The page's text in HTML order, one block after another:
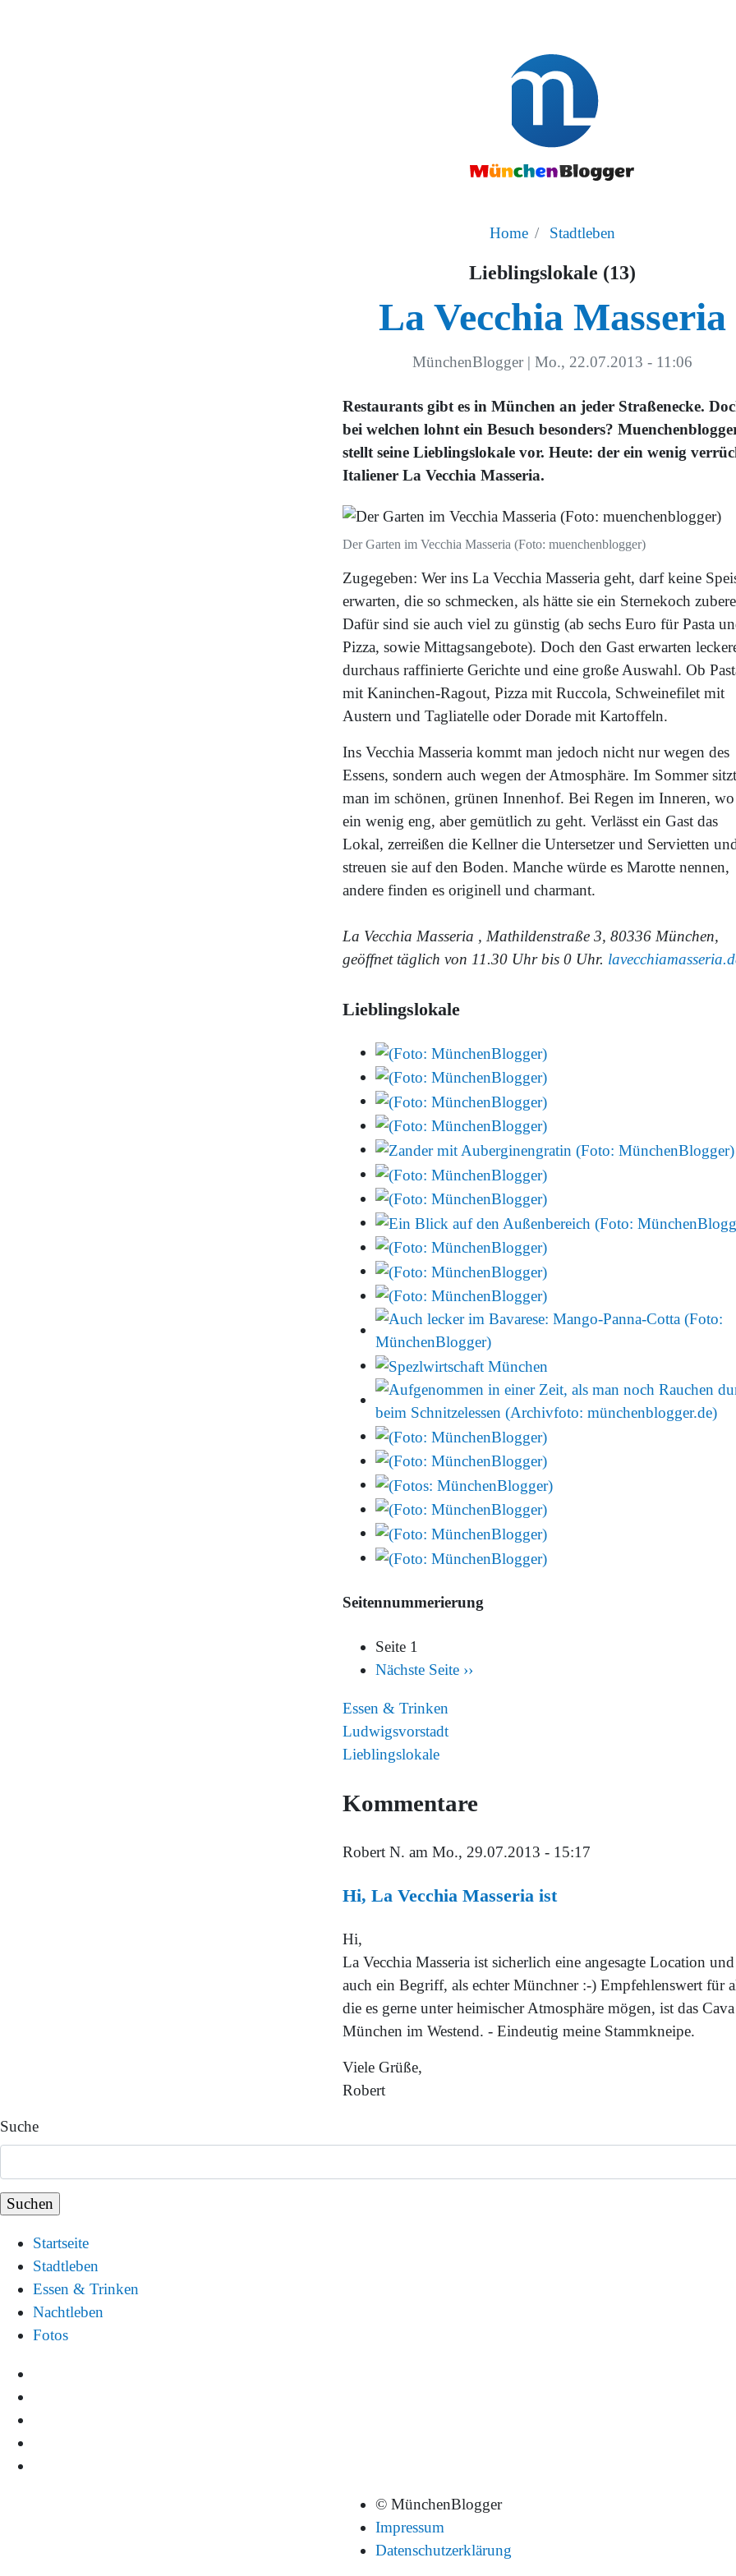
Home Stadtleben
Lieblingslokale (13)
La Vecchia Masseria
MünchenBlogger | Mo., 22.07.2013 - 11:06
Restaurants gibt es in München an jeder Straßenecke.
bei welchen lohnt ein Besuch besonders?
stellt seine Lieblingslokale vor. Heute: der ein wenig
Italiener La Vecchia Masseria.
Der Garten im Vecchia Masseria (Foto: muenchenblogger)
Zugegeben: Wer ins La Vecchia Masseria geht, darf keine
erwarten, die so schmecken, als hätte sie ein Sternekoch
Dafür sind sie auch viel zu günstig (ab sechs Euro für Pasta
Pizza, sowie Mittagsangebote). Doch den Gast erwarten
durchaus raffinierte Gerichte und eine große Auswahl. Ob
mit Kaninchen-Ragout, Pizza mit Ruccola, Schweinefilet mit
Austern und Tagliatelle oder Dorade mit Kartoffeln.
Ins Vecchia Masseria kommt man jedoch nicht nur wegen des
Essens, sondern auch wegen der Atmosphäre. Im Sommer sitzt
man im schönen, grünen Innenhof. Bei Regen im Inneren, wo
ein wenig eng, aber gemütlich zu geht. Verlässt ein Gast das
Lokal, zerreißen die Kellner die Untersetzer und Servietten
streuen sie auf den Boden. Manche würde es Marotte nennen,
andere finden es originell und charmant.
La Vecchia Masseria , Mathildenstraße 3, 80336 München,
geöffnet täglich von 11.30 Uhr bis 0 Uhr.
Lieblingslokale
Seitennummerierung
Seite 1
Nächste Seite ››
Essen & Trinken
Ludwigsvorstadt
Lieblingslokale
Kommentare
Robert N. am Mo., 29.07.2013 - 15:17
Hi, La Vecchia Masseria ist
Hi,
La Vecchia Masseria ist sicherlich eine angesagte Location
auch ein Begriff, als echter Münchner :-) Empfehlenswert für
die es gerne unter heimischer Atmosphäre mögen, ist das Cava
München im Westend. - Eindeutig meine Stammkneipe.
Viele Grüße,
Robert
Suche
Startseite
Stadtleben
Essen & Trinken
Nachtleben
Fotos
© MünchenBlogger
Impressum
Datenschutzerklärung